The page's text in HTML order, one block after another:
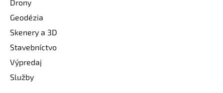
Drony
Geodézia
Skenery a 3D
Stavebníctvo
Výpredaj
Služby